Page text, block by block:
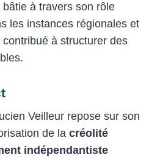
bâtie à travers son rôle
les instances régionales et
à structurer des
Veilleur repose sur son
de la créolité
indépendantiste